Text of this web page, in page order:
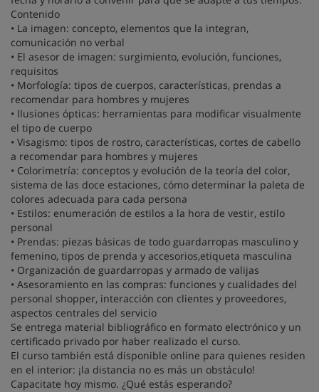
Contenido
• La imagen: concepto, elementos que la integran,
comunicación no verbal
• El asesor de imagen: surgimiento, evolución, funciones,
requisitos
• Morfología: tipos de cuerpos, características, prendas a
recomendar para hombres y mujeres
• Ilusiones ópticas: herramientas para modificar visualmente
el tipo de cuerpo
• Visagismo: tipos de rostro, características, cortes de cabello
a recomendar para hombres y mujeres
• Colorimetría: conceptos y evolución de la teoría del color,
sistema de las doce estaciones, cómo determinar la paleta de
colores adecuada para cada persona
• Estilos: enumeración de estilos a la hora de vestir, estilo
personal
• Prendas: piezas básicas de todo guardarropas masculino y
femenino, tipos de prenda y accesorios,etiqueta masculina
• Organización de guardarropas y armado de valijas
• Asesoramiento en las compras: funciones y cualidades del
personal shopper, interacción con clientes y proveedores,
aspectos centrales del servicio
Se entrega material bibliográfico en formato electrónico y un
certificado privado por haber realizado el curso.
El curso también está disponible online para quienes residen
en el interior: ¡la distancia no es más un obstáculo!
Capacitate hoy mismo. ¿Qué estás esperando?